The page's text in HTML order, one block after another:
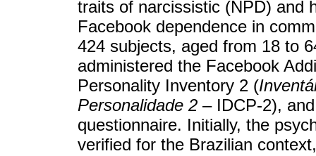
traits of narcissistic (NPD) and
Facebook dependence in
424 subjects, aged from 18 to
administered the Facebook
Personality Inventory 2 (
Personalidade 2 – IDCP-2),
questionnaire. Initially, the
verified for the Brazilian